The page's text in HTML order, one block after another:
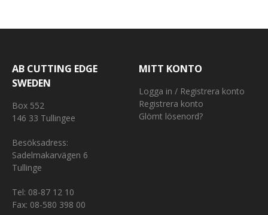
AB CUTTING EDGE
SWEDEN
Box 552
146 33 Tullingee
Besöksadress:
Sadelmakarvägen 6
Tullinge
Tel: 08-87 12 10
Fax: 08-580 398 00
MITT KONTO
Logga in / Registrera konto
Registrera konto
Glömt lösenord?